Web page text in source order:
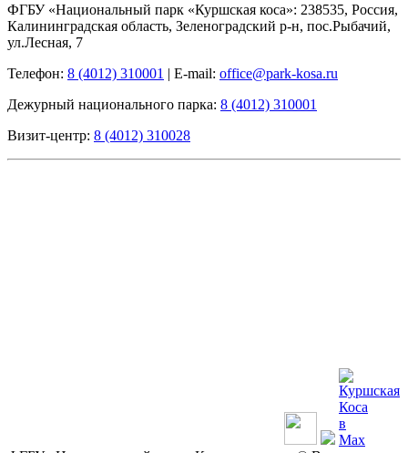
ФГБУ «Национальный парк «Куршская коса»: 238535, Россия,
Калининградская область, Зеленоградский р-н, пос.Рыбачий,
ул.Лесная, 7
Телефон: 8 (4012) 310001 | E-mail: office@park-kosa.ru
Дежурный национального парка: 8 (4012) 310001
Визит-центр: 8 (4012) 310028